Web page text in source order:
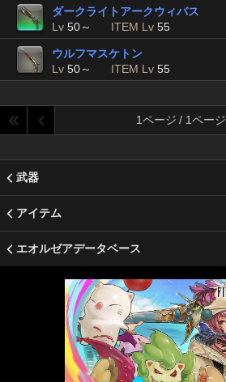
ダークライトアークウィバス
Lv 50～ ITEM Lv 55
ウルフマスケトン
Lv 50～ ITEM Lv 55
1ページ / 1ページ
武器
アイテム
エオルゼアデータベース